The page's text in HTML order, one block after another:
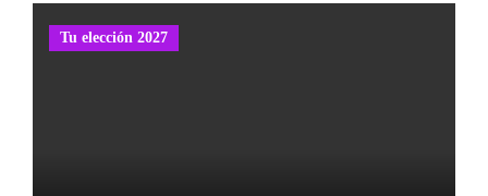
Tu elección 2027